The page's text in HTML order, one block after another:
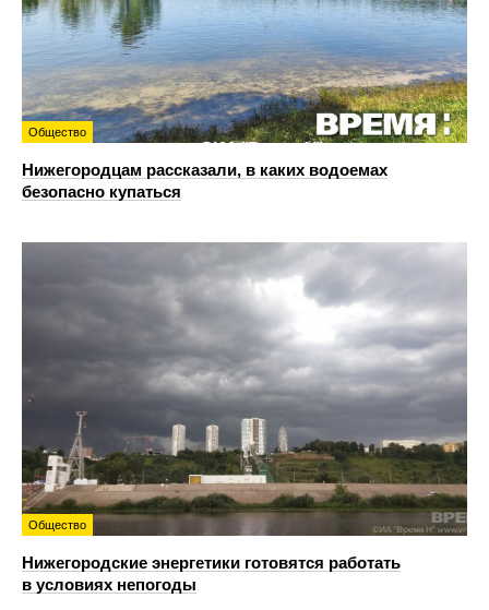
Общество
Нижегородцам рассказали, в каких водоемах
безопасно купаться
Общество
Нижегородские энергетики готовятся работать
в условиях непогоды